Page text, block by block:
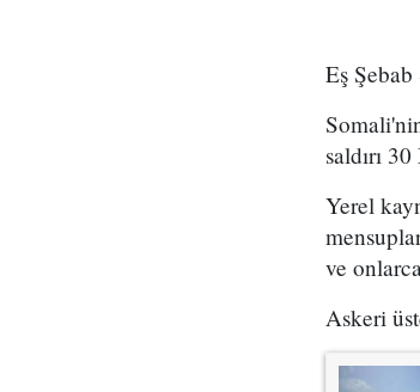
Eş
saldırı
Yerel
ve
Askeri